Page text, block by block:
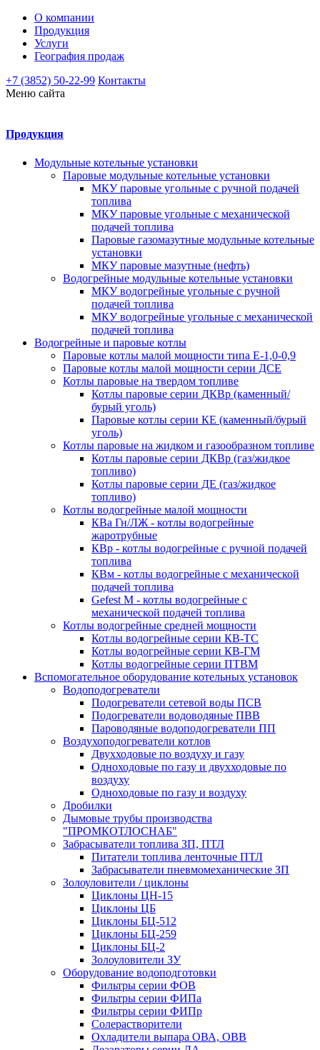
О компании
Продукция
Услуги
География продаж
+7 (3852) 50-22-99 Контакты
Меню сайта
Продукция
Модульные котельные установки
Паровые модульные котельные установки
МКУ паровые угольные с ручной подачей
топлива
МКУ паровые угольные с механической
подачей топлива
Паровые газомазутные модульные котельные
установки
МКУ паровые мазутные (нефть)
Водогрейные модульные котельные установки
МКУ водогрейные угольные с ручной
подачей топлива
МКУ водогрейные угольные с механической
подачей топлива
Водогрейные и паровые котлы
Паровые котлы малой мощности типа Е-1,0-0,9
Паровые котлы малой мощности серии ДСЕ
Котлы паровые на твердом топливе
Котлы паровые серии ДКВр (каменный/
бурый уголь)
Паровые котлы серии КЕ (каменный/бурый
уголь)
Котлы паровые на жидком и газообразном топливе
Котлы паровые серии ДКВр (газ/жидкое
топливо)
Котлы паровые серии ДЕ (газ/жидкое
топливо)
Котлы водогрейные малой мощности
КВа Гн/ЛЖ - котлы водогрейные
жаротрубные
КВр - котлы водогрейные с ручной подачей
топлива
КВм - котлы водогрейные с механической
подачей топлива
Gefest M - котлы водогрейные с
механической подачей топлива
Котлы водогрейные средней мощности
Котлы водогрейные серии КВ-ТС
Котлы водогрейные серии КВ-ГМ
Котлы водогрейные серии ПТВМ
Вспомогательное оборудование котельных установок
Водоподогреватели
Подогреватели сетевой воды ПСВ
Подогреватели водоводяные ПВВ
Пароводяные водоподогреватели ПП
Воздухоподогреватели котлов
Двухходовые по воздуху и газу
Одноходовые по газу и двухходовые по
воздуху
Одноходовые по газу и воздуху
Дробилки
Дымовые трубы производства
"ПРОМКОТЛОСНАБ"
Забрасыватели топлива ЗП, ПТЛ
Питатели топлива ленточные ПТЛ
Забрасыватели пневмомеханические ЗП
Золоуловители / циклоны
Циклоны ЦН-15
Циклоны ЦБ
Циклоны БЦ-512
Циклоны БЦ-259
Циклоны БЦ-2
Золоуловители ЗУ
Оборудование водоподготовки
Фильтры серии ФОВ
Фильтры серии ФИПа
Фильтры серии ФИПр
Солерастворители
Охладители выпара ОВА, ОВВ